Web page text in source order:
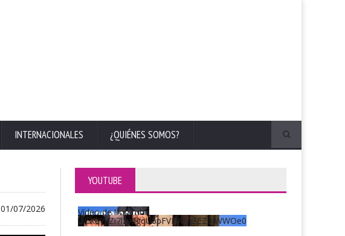
INTERNACIONALES ¿QUIÉNES SOMOS?
01/07/2026
YOUTUBE
Vídeo de YouTube
UCKqYjiZi7lzy6gqU6pFVFiA_A3EZ9JWWOe0